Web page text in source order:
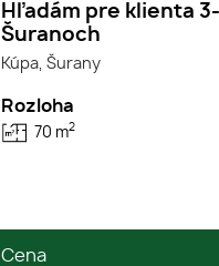
Hľadám pre klienta
Šuranoch
Kúpa, Šurany
Rozloha
70 m2
Cena